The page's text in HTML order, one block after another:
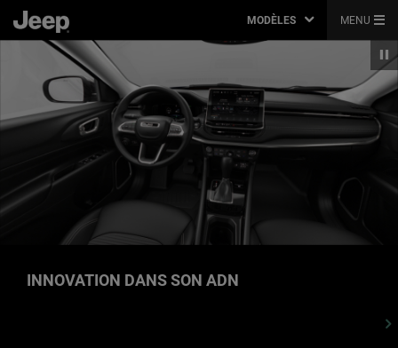
MODÈLES MENU
INNOVATION DANS SON ADN